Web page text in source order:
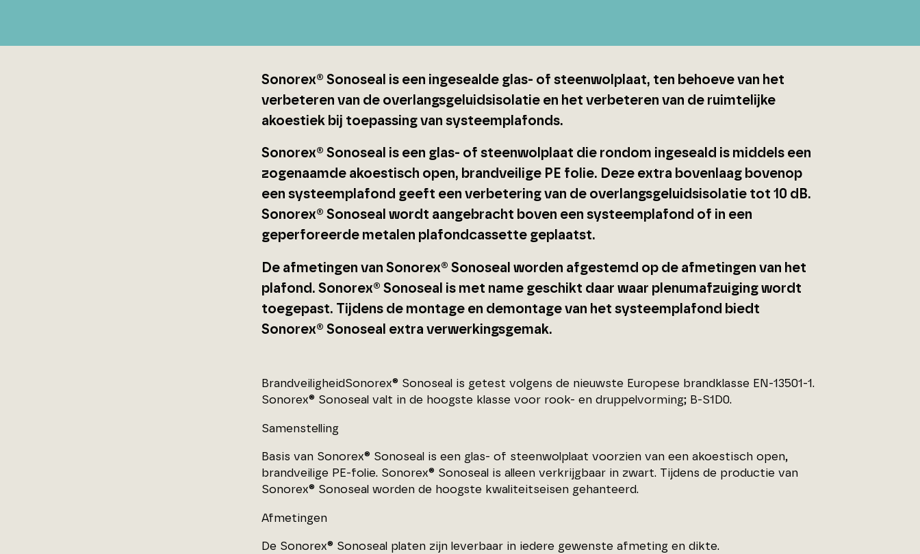
Sonorex® Sonoseal is een ingesealde glas- of steenwolplaat, ten behoeve van het
verbeteren van de overlangsgeluidsisolatie en het verbeteren van de ruimtelijke
akoestiek bij toepassing van systeemplafonds.
Sonorex® Sonoseal is een glas- of steenwolplaat die rondom ingeseald is middels een
zogenaamde akoestisch open, brandveilige PE folie. Deze extra bovenlaag bovenop
een systeemplafond geeft een verbetering van de overlangsgeluidsisolatie tot 10 dB.
Sonorex® Sonoseal wordt aangebracht boven een systeemplafond of in een
geperforeerde metalen plafondcassette geplaatst.
De afmetingen van Sonorex® Sonoseal worden afgestemd op de afmetingen van het
plafond. Sonorex® Sonoseal is met name geschikt daar waar plenumafzuiging wordt
toegepast. Tijdens de montage en demontage van het systeemplafond biedt
Sonorex® Sonoseal extra verwerkingsgemak.
BrandveiligheidSonorex® Sonoseal is getest volgens de nieuwste Europese brandklasse EN-13501-1.
Sonorex® Sonoseal valt in de hoogste klasse voor rook- en druppelvorming; B-S1D0.
Samenstelling
Basis van Sonorex® Sonoseal is een glas- of steenwolplaat voorzien van een akoestisch open,
brandveilige PE-folie. Sonorex® Sonoseal is alleen verkrijgbaar in zwart. Tijdens de productie van
Sonorex® Sonoseal worden de hoogste kwaliteitseisen gehanteerd.
Afmetingen
De Sonorex® Sonoseal platen zijn leverbaar in iedere gewenste afmeting en dikte.